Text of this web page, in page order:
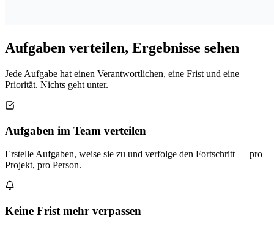
Aufgaben verteilen, Ergebnisse sehen
Jede Aufgabe hat einen Verantwortlichen, eine Frist und eine
Priorität. Nichts geht unter.
Aufgaben im Team verteilen
Erstelle Aufgaben, weise sie zu und verfolge den Fortschritt — pro
Projekt, pro Person.
Keine Frist mehr verpassen